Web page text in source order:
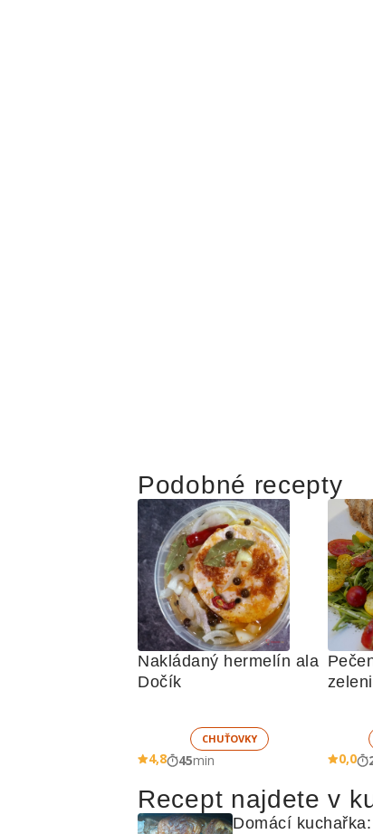
Podobné recepty
Nakládaný hermelín ala
Dočík
CHUŤOVKY
4,8 45min 0,0
Recept najdete v
Domácí kuchařka: